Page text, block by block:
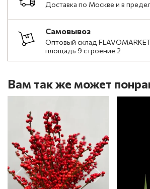
Доставка по Москве и в
Самовывоз
Оптовый склад
площадь 9 строение 2
Вам так же может